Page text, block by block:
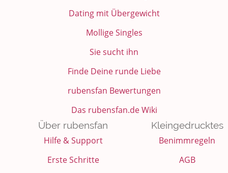
Dating mit Übergewicht
Mollige Singles
Sie sucht ihn
Finde Deine runde Liebe
rubensfan Bewertungen
Das rubensfan.de Wiki
Über rubensfan
Hilfe & Support
Erste Schritte
Kleingedrucktes
Benimmregeln
AGB